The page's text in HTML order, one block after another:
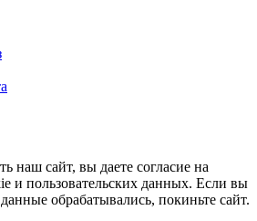
наш сайт, вы даете согласие на
и пользовательских данных. Если вы
обрабатывались, покиньте сайт.